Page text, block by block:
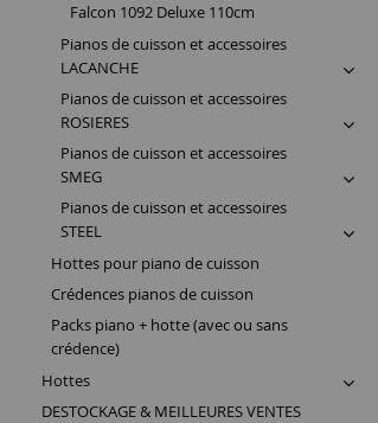
Falcon 1092 Deluxe 110cm
Pianos de cuisson et accessoires
LACANCHE
Pianos de cuisson et accessoires
ROSIERES
Pianos de cuisson et accessoires
SMEG
Pianos de cuisson et accessoires
STEEL
Hottes pour piano de cuisson
Crédences pianos de cuisson
Packs piano + hotte (avec ou sans
crédence)
Hottes
DESTOCKAGE & MEILLEURES VENTES